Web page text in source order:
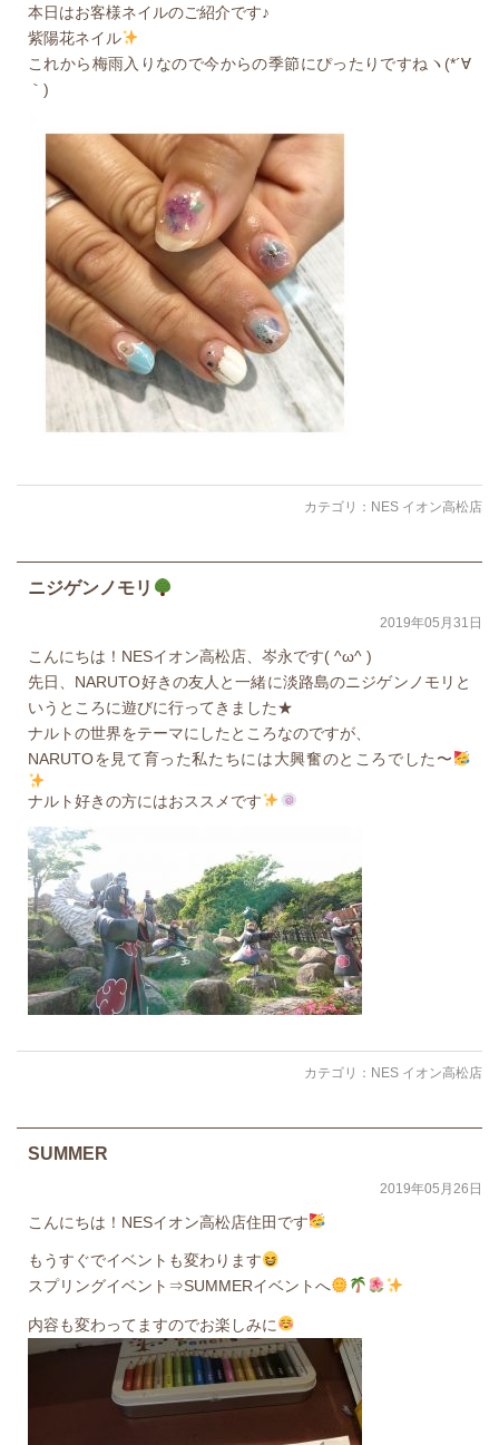
本日はお客様ネイルのご紹介です♪
紫陽花ネイル
これから梅雨入りなので今からの季節にぴったりですねヽ(*´∀
｀)
カテゴリ： NES イオン高松店
ニジゲンノモリ
2019年05月31日
こんにちは！NESイオン高松店、岑永です( ^ω^ )
先日、NARUTO好きの友人と一緒に淡路島のニジゲンノモリと
いうところに遊びに行ってきました★
ナルトの世界をテーマにしたところなのですが、
NARUTOを見て育った私たちには大興奮のところでした〜
ナルト好きの方にはおススメです
カテゴリ： NES イオン高松店
SUMMER
2019年05月26日
こんにちは！NESイオン高松店住田です
もうすぐでイベントも変わります
スプリングイベント⇒SUMMERイベントへ
内容も変わってますのでお楽しみに